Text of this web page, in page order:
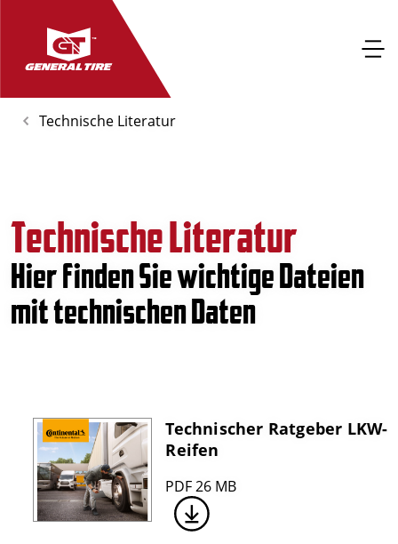
Technische Literatur
Technische Literatur
Hier finden Sie wichtige Dateien
mit technischen Daten
Technischer Ratgeber LKW-
Reifen
PDF 26 MB